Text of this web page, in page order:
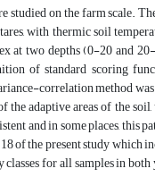
on the farm scale.
with thermic soil
two depths (0-20 and
of standard scoring
correlation method
adaptive areas of the
and in some places,
of the present study
for all samples in